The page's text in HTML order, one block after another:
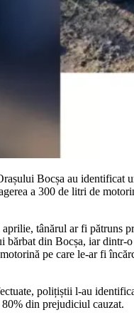
Bocșa au identificat
a 300 de litri de
tânărul ar fi pătruns
bărbat din Bocșa, iar dintr-
pe care le-ar fi
polițiștii l-au
din prejudiciul cauzat.